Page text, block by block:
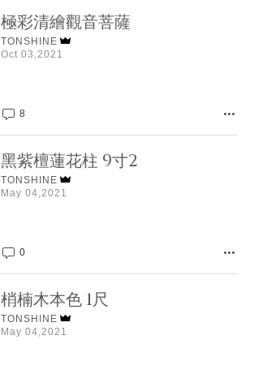
極彩清繪觀音菩薩
TONSHINE
Oct 03,2021
8
黑紫檀蓮花柱 9寸2
TONSHINE
May 04,2021
0
梢楠木本色 1尺
TONSHINE
May 04,2021